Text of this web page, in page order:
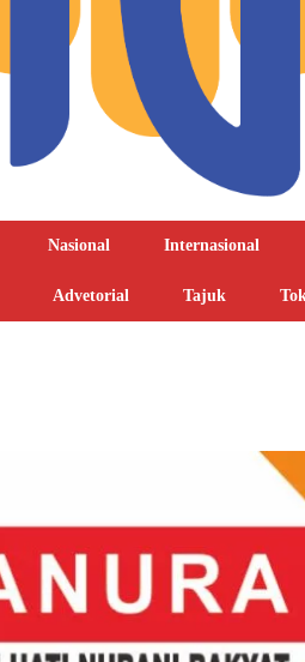
Nasional Internasional
Advetorial Tajuk